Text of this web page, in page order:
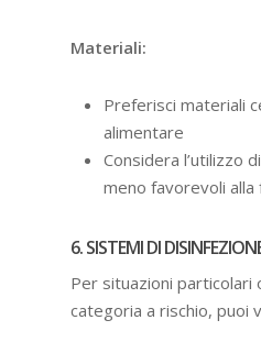
Materiali:
Preferisci materiali
alimentare
Considera l’utilizzo
meno favorevoli
6. SISTEMI DI
Per situazioni particolari
categoria a rischio, puoi